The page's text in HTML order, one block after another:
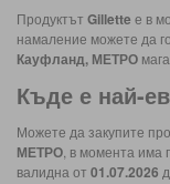
Продуктът Gillette е в
намаление можете да
Кауфланд, МЕТРО
Къде е най-
Можете да закупите
МЕТРО , в момента
валидна от 01.07.2026